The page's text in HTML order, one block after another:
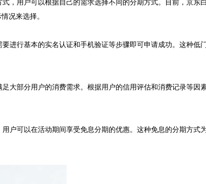
，用户可以根据自己的需求选择不同的分期方式。目前，京东
况来选择。
进行基本的实名认证和手机验证等步骤即可申请成功。这种低
大部分用户的消费需求。根据用户的信用评估和消费记录等因
户可以在活动期间享受免息分期的优惠。这种免息的分期方式